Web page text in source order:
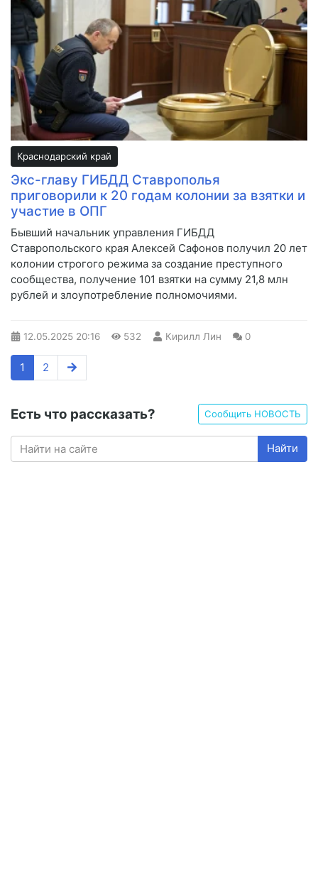
Краснодарский край
Экс-главу ГИБДД Ставрополья
приговорили к 20 годам колонии за взятки и
участие в ОПГ
Бывший начальник управления ГИБДД
Ставропольского края Алексей Сафонов получил 20 лет
колонии строгого режима за создание преступного
сообщества, получение 101 взятки на сумму 21,8 млн
рублей и злоупотребление полномочиями.
12.05.2025 20:16 532 Кирилл Лин 0
1 2
Есть что рассказать? Сообщить НОВОСТЬ
Найти